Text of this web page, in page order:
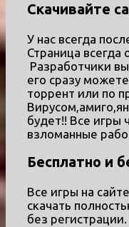
Скачивайте
У нас всегда
Страница всегда
Разработчики
его сразу
торрент или по
будет!! Все игры
взломанные
Бесплатно и
Все игры на сайте
скачать
без